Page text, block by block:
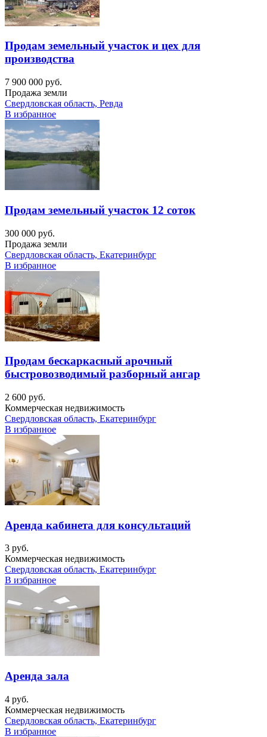
Продам земельный участок и цех для
производства
7 900 000 руб.
Продажа земли
Свердловская область, Ревда
В избранное
Продам земельный участок 12 соток
300 000 руб.
Продажа земли
Свердловская область, Екатеринбург
В избранное
Продам бескаркасный арочный
быстровозводимый разборный ангар
2 600 руб.
Коммерческая недвижимость
Свердловская область, Екатеринбург
В избранное
Аренда кабинета для консультаций
3 руб.
Коммерческая недвижимость
Свердловская область, Екатеринбург
В избранное
Аренда зала
4 руб.
Коммерческая недвижимость
Свердловская область, Екатеринбург
В избранное